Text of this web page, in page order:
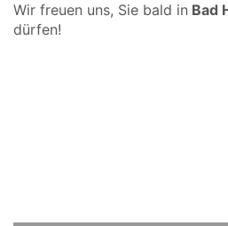
Wir freuen uns, Sie bald in Bad
dürfen!